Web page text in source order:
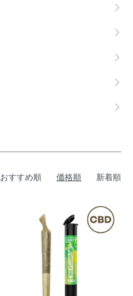
おすすめ順 価格順 新着順